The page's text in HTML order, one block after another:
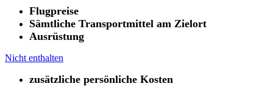
Flugpreise
Sämtliche Transportmittel am Zielort
Ausrüstung
Nicht enthalten
zusätzliche persönliche Kosten